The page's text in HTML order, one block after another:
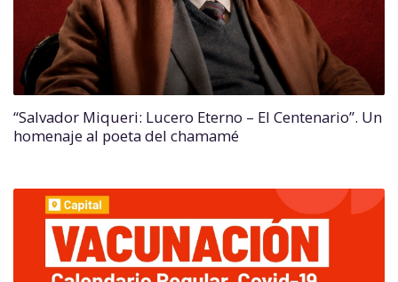
“Salvador Miqueri: Lucero Eterno – El Centenario”. Un
homenaje al poeta del chamamé